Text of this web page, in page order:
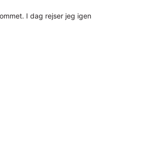
I dag rejser jeg igen